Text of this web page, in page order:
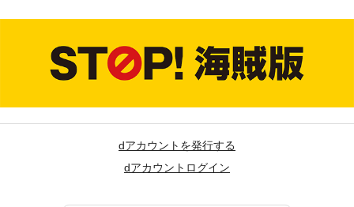
dアカウントを発行する
dアカウントログイン